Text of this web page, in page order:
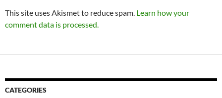
This site uses Akismet to reduce spam. Learn how your
comment data is processed.
CATEGORIES